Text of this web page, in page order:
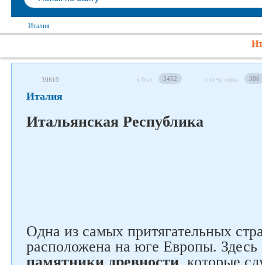
Италия
39619 я был 3452 я хочу сюда 386
Италия
Итальянская Республика
Одна из самых притягательных
расположена на юге Европы. Здесь